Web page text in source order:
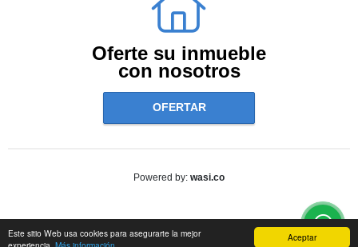
Aceptar
Este sitio Web usa cookies para asegurarte la mejor
Oferte su inmueble
con nosotros
OFERTAR
Powered by: wasi.co